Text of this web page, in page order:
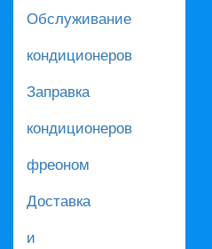
Обслуживание
кондиционеров
Заправка
кондиционеров
фреоном
Доставка
и